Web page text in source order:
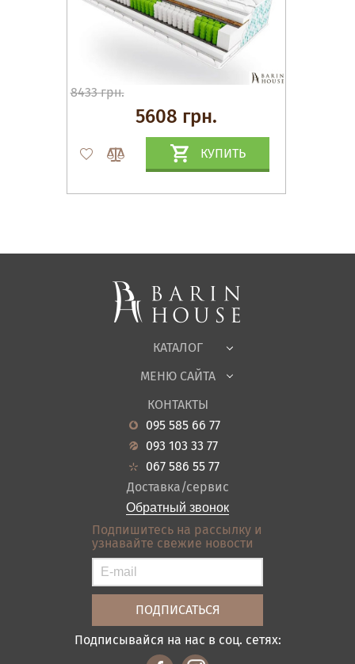
8433 грн.
5608 грн.
КУПИТЬ
КАТАЛОГ
Спальни, Кровати
Корпусная мебель
Офисная мебель
Садовая мебель
Гостиная
Кухня
Прихожие
Ванная
Акции
МЕНЮ САЙТА
О нас
Новости
Гарантия
Кредит
Оплата и доставка
Отзывы
Контакты
Карта сайта
Условия покупки
КОНТАКТЫ
095 585 66 77
093 103 33 77
067 586 55 77
Доставка/сервис
Обратный звонок
Подпишитесь на рассылку и
узнавайте свежие новости
Подписывайся на нас в соц. сетях: